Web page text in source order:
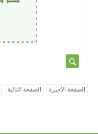
الصفحة التالية الصفحة الأخيرة